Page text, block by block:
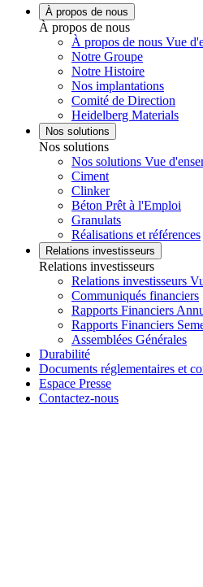
À propos de nous
À propos de nous
À propos de nous Vue
Notre Groupe
Notre Histoire
Nos implantations
Comité de Direction
Heidelberg Materials
Nos solutions
Nos solutions
Nos solutions Vue
Ciment
Clinker
Béton Prêt à l'Emploi
Granulats
Réalisations et références
Relations investisseurs
Relations investisseurs
Relations investisseurs
Communiqués financiers
Rapports Financiers
Rapports Financiers
Assemblées Générales
Durabilité
Documents réglementaires et
Espace Presse
Contactez-nous